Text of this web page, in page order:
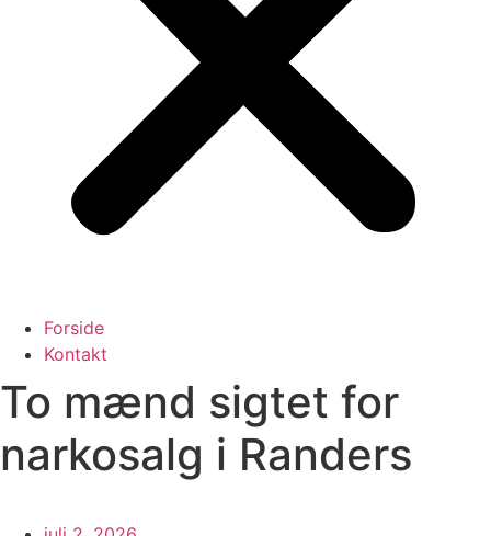
Forside
Kontakt
To mænd sigtet for
narkosalg i Randers